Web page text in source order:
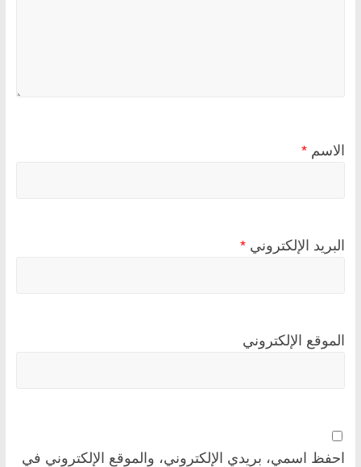
الاسم *
البريد الإلكتروني *
الموقع الإلكتروني
احفظ اسمي، بريدي الإلكتروني، والموقع الإلكتروني في